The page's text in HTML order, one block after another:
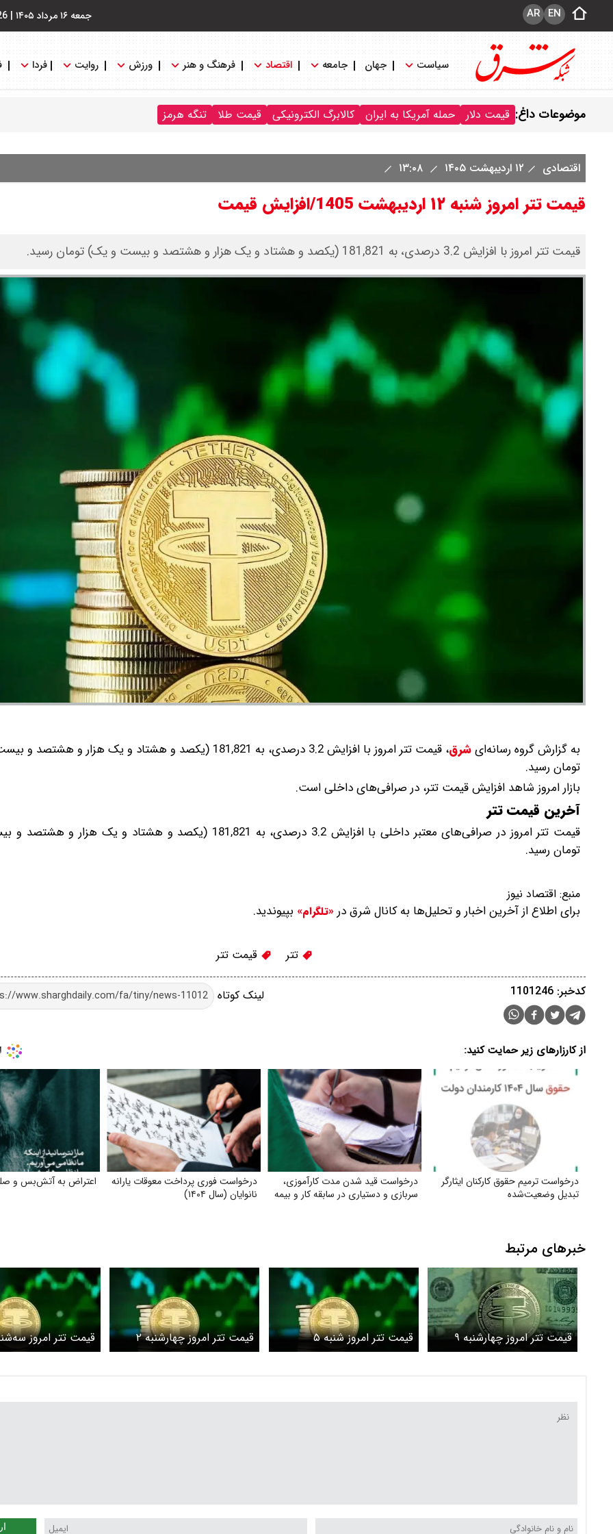
جمعه ۱۶ مرداد ۱۴۰۵ | EN
AR
سیاست جهان جامعه اقتصاد فرهنگ و هنر ورزش روایت فردا
موضوعات داغ: قیمت دلار حمله آمریکا به ایران کالابرگ الکترونیکی قیمت طلا تنگه هرمز
اقتصادی ۱۲ اردیبهشت ۱۴۰۵
قیمت تتر امروز شنبه ۱۲ اردیبهشت 1405/افزایش قیمت
قیمت تتر امروز با افزایش 3.2 درصدی، به 181,821 (یکصد و هشتاد و یک هزار و هشتصد و بیست و یک) تومان رسید.
به گزارش گروه رسانه‌ایشرق،
قیمت تتر امروز با افزایش 3.2 درصدی، به 181,821 (یکصد و هشتاد و یک هزار و
تومان رسید.
بازار امروز شاهد افزایش قیمت تتر، در صرافی‌های داخلی است.
آخرین قیمت تتر
قیمت تتر امروز در صرافی‌های معتبر داخلی با افزایش 3.2 درصدی، به 181,821 (یکصد و هشتاد و یک
تومان رسید.
منبع: اقتصاد نیوز
برای اطلاع از آخرین اخبار و تحلیل‌ها به کانال شرق در «تلگرام» بپیوندید.
تتر قیمت تتر
لینک کوتاه کدخبر: 1101246
از کارزارهای زیر حمایت کنید:
درخواست ترمیم حقوق کارکنان ایثارگر
تبدیل وضعیت‌شده
درخواست قید شدن مدت کارآموزی،
سربازی و دستیاری در سابقه کار و بیمه
درخواست فوری پرداخت معوقات یارانه
نانوایان (سال ۱۴۰۴)
اعتراض به آتش‌بس و
خبرهای مرتبط
قیمت تتر امروز چهارشنبه ۹
اردیبهشت 1405/افزایش قیمت
قیمت تتر امروز شنبه ۵
اردیبهشت 1405/کاهش قیمت
قیمت تتر امروز چهارشنبه ۲
اردیبهشت 1405/افزایش قیمت
اردیبهشت 1405/کاهش قیمت